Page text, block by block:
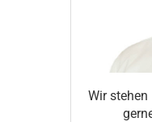
Wir stehen